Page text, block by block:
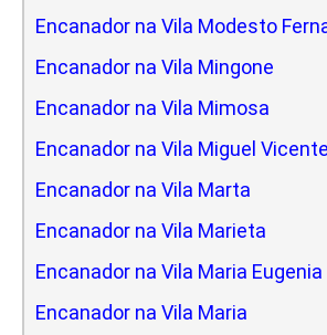
Encanador na Vila Modesto
Encanador na Vila Mingone
Encanador na Vila Mimosa
Encanador na Vila Miguel
Encanador na Vila Marta
Encanador na Vila Marieta
Encanador na Vila Maria Eugenia
Encanador na Vila Maria